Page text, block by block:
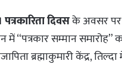
दिवसके अवसर पर
में “पत्रकार सम्मान
ब्रह्माकुमारी केंद्र,